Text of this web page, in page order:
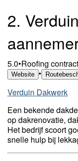
2.
5.0•Roofing
Website •
Verduin Dakwerk
Een bekende
op dakrenovatie,
Het bedrijf scoort
snelle hulp bij